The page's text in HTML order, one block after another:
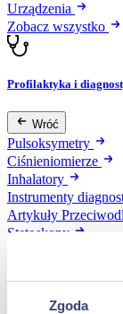
Zgoda
Urządzenia
Zobacz wszystko
Profilaktyka i
Wróć
Pulsoksymetry
Ciśnieniomierze
Inhalatory
Instrumenty
Artykuły
Stetoskopy